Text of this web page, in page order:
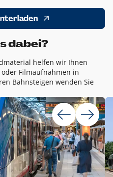
dabei?
helfen wir Ihnen
Filmaufnahmen in
Bahnsteigen wenden Sie